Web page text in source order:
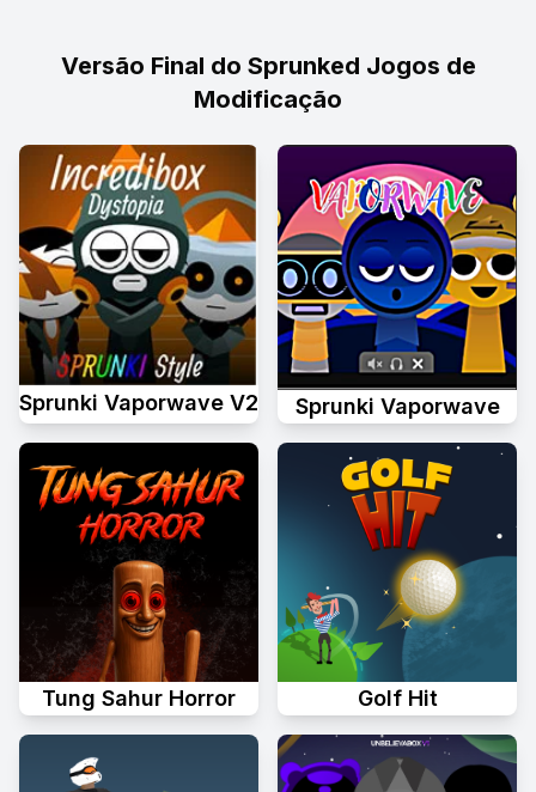
Versão Final do Sprunked Jogos de
Modificação
Sprunki Vaporwave V2 Sprunki Vaporwave
Tung Sahur Horror Golf Hit